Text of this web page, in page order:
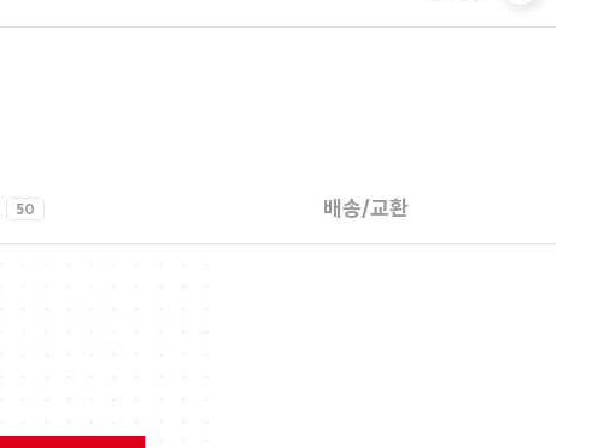
50 배송/교환